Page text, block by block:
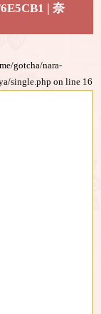
| 奈
gotcha/nara-
single.php on line 16